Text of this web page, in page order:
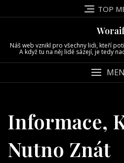
to
TOP
Náš web vznikl pro všechny lidi, kteří
A když tu na něj lidé sázejí, je tedy
Informace,
Nutno Znát